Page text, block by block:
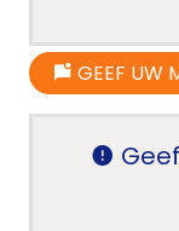
Home
Lopende
GEEF UW